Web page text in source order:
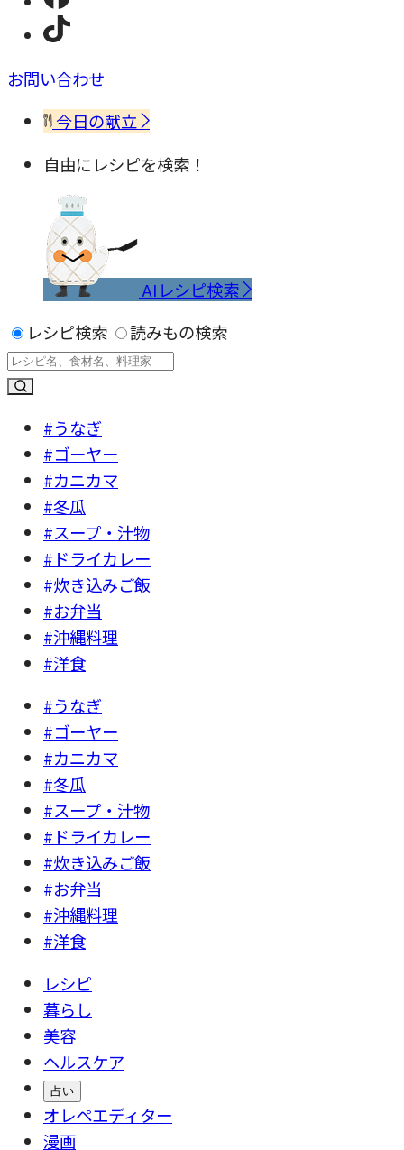
お問い合わせ
今日の献立
自由にレシピを検索！
AIレシピ検索
レシピ検索
読みもの検索
#うなぎ
#ゴーヤー
#カニカマ
#冬瓜
#スープ・汁物
#ドライカレー
#炊き込みご飯
#お弁当
#沖縄料理
#洋食
#うなぎ
#ゴーヤー
#カニカマ
#冬瓜
#スープ・汁物
#ドライカレー
#炊き込みご飯
#お弁当
#沖縄料理
#洋食
レシピ
暮らし
美容
ヘルスケア
占い
オレペエディター
漫画